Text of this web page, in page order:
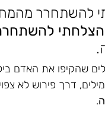
להשתחרר
שהקיפו את האדם
דרך פירוש לא צפוי
.